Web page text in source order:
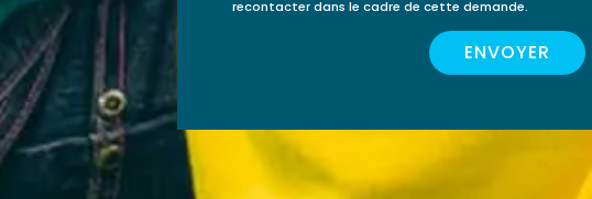
recontacter dans le cadre de cette demande.
ENVOYER